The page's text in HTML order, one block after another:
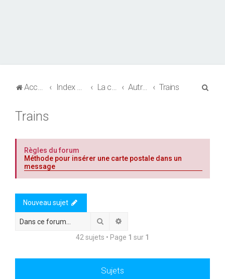
Accueil Index du forum La collection de CPA Autres thèmes Trains
Trains
Règles du forum
Méthode pour insérer une carte postale dans un
message
Nouveau sujet
Rechercher
42 sujets • Page 1 sur 1
Sujets